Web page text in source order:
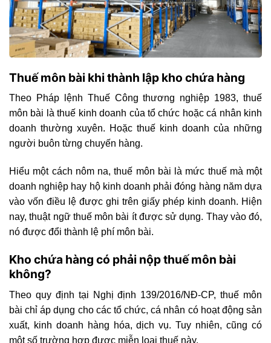
Thuế môn bài khi thành lập kho chứa hàng
Theo Pháp lệnh Thuế Công thương nghiệp 1983, thuế
môn bài là thuế kinh doanh của tổ chức hoặc cá nhân kinh
doanh thường xuyên. Hoặc thuế kinh doanh của những
người buôn từng chuyến hàng.
Hiểu một cách nôm na, thuế môn bài là mức thuế mà một
doanh nghiệp hay hộ kinh doanh phải đóng hàng năm dựa
vào vốn điều lệ được ghi trên giấy phép kinh doanh. Hiện
nay, thuật ngữ thuế môn bài ít được sử dụng. Thay vào đó,
nó được đổi thành lệ phí môn bài.
Kho chứa hàng có phải nộp thuế môn bài
không?
Theo quy định tại Nghị định 139/2016/NĐ-CP, thuế môn
bài chỉ áp dụng cho các tổ chức, cá nhân có hoạt động sản
xuất, kinh doanh hàng hóa, dịch vụ. Tuy nhiên, cũng có
một số trường hợp được miễn loại thuế này.